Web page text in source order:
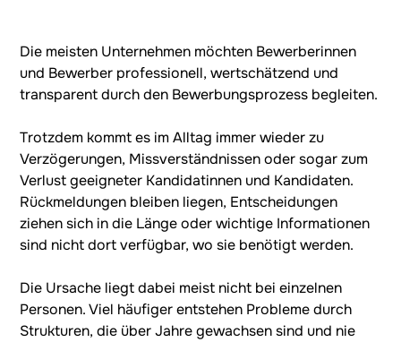
Die meisten Unternehmen möchten Bewerberinnen
und Bewerber professionell, wertschätzend und
transparent durch den Bewerbungsprozess begleiten.
Trotzdem kommt es im Alltag immer wieder zu
Verzögerungen, Missverständnissen oder sogar zum
Verlust geeigneter Kandidatinnen und Kandidaten.
Rückmeldungen bleiben liegen, Entscheidungen
ziehen sich in die Länge oder wichtige Informationen
sind nicht dort verfügbar, wo sie benötigt werden.
Die Ursache liegt dabei meist nicht bei einzelnen
Personen. Viel häufiger entstehen Probleme durch
Strukturen, die über Jahre gewachsen sind und nie